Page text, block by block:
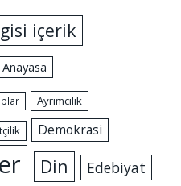
içerik
Anayasa
Ayrımcılık
Demokrasi
Din Edebiyat